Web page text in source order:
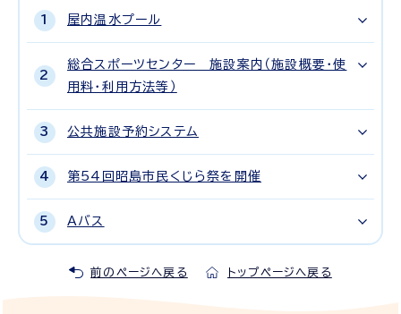
屋内温水プール
総合スポーツセンター 施設案内（施設概要・使
用料・利用方法等）
公共施設予約システム
第54回昭島市民くじら祭を開催
Aバス
前のページへ戻る トップページへ戻る